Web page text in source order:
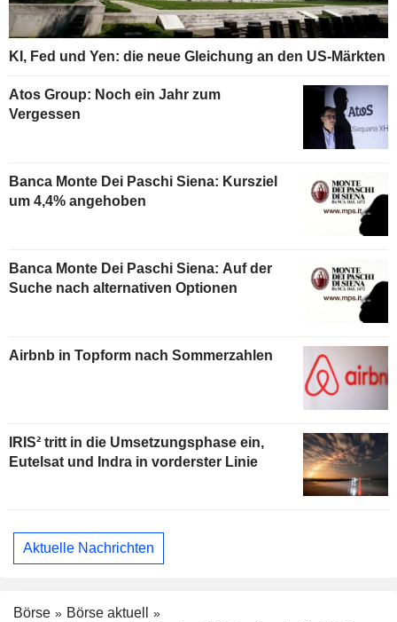
KI, Fed und Yen: die neue Gleichung an den US-Märkten
Atos Group: Noch ein Jahr zum
Vergessen
Banca Monte Dei Paschi Siena: Kursziel
um 4,4% angehoben
Banca Monte Dei Paschi Siena: Auf der
Suche nach alternativen Optionen
Airbnb in Topform nach Sommerzahlen
IRIS² tritt in die Umsetzungsphase ein,
Eutelsat und Indra in vorderster Linie
Aktuelle Nachrichten
Börse
Börse aktuell